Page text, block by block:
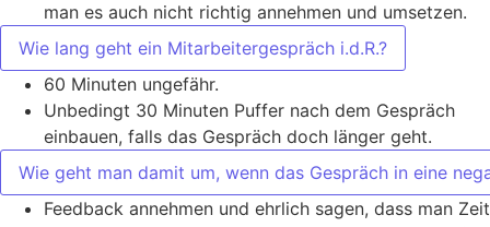
man es auch nicht richtig annehmen und umsetzen.
Wie lang geht ein Mitarbeitergespräch i.d.R.?
60 Minuten ungefähr.
Unbedingt 30 Minuten Puffer nach dem Gespräch
einbauen, falls das Gespräch doch länger geht.
Wie geht man damit um, wenn das Gespräch in eine
Feedback annehmen und ehrlich sagen, dass man Zeit